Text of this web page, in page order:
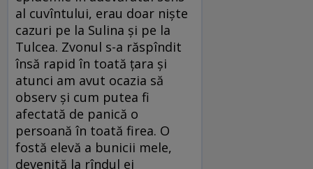
al cuvîntului, erau doar niște
cazuri pe la Sulina și pe la
Tulcea. Zvonul s-a răspîndit
însă rapid în toată țara și
atunci am avut ocazia să
observ și cum putea fi
afectată de panică o
persoană în toată firea. O
fostă elevă a bunicii mele,
devenită la rîndul ei